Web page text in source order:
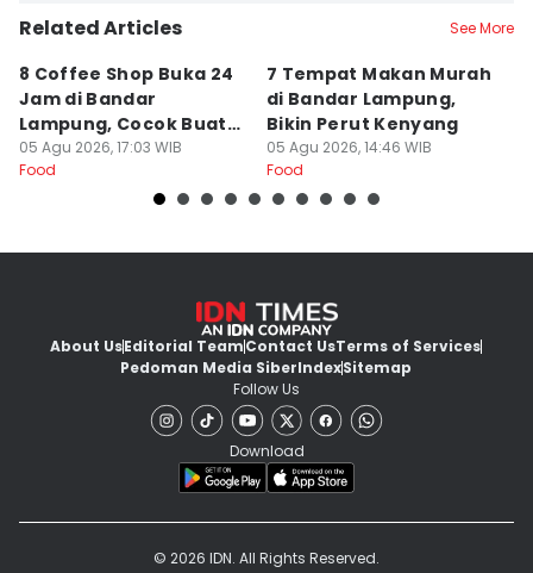
Related Articles See More
8 Coffee Shop Buka 24
Jam di Bandar
Lampung, Cocok Buat
Begadang
05 Agu 2026, 17:03 WIB
Food
7 Tempat Makan Murah
di Bandar Lampung,
Bikin Perut Kenyang
05 Agu 2026, 14:46 WIB
Food
About UsEditorial TeamContact UsTerms of Services
Pedoman Media SiberIndexSitemap
Follow Us
Download
© 2026 IDN. All Rights Reserved.